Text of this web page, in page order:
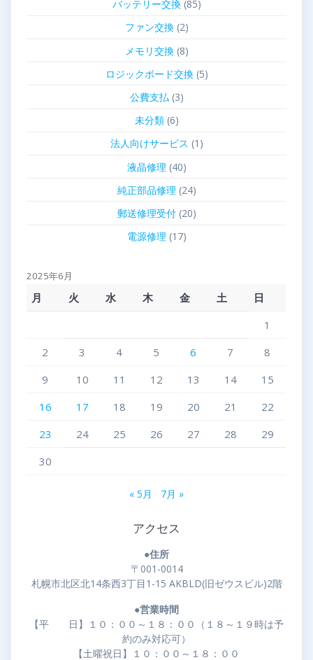
バッテリー交換(85)
ファン交換(2)
メモリ交換(8)
ロジックボード交換(5)
公費支払(3)
未分類(6)
法人向けサービス (1)
液晶修理 (40)
純正部品修理 (24)
郵送修理受付(20)
電源修理 (17)
2025年6月
月 火 水 木 金 土
日
1
2
3 4 5 6 7
8
9
10 11 12 13 14
15
16
17 18 19 20 21
22
23
24 25 26 27 28
29
30
« 5月 7月 »
アクセス
●住所
〒001-0014
札幌市北区北14条西3丁目1-15 AKBLD(旧ゼウスビル)2階
●営業時間
【平 日】１０：００～１８：００（１８～１９時は予
約のみ対応可）
【土曜祝日】１０：００～１８：００